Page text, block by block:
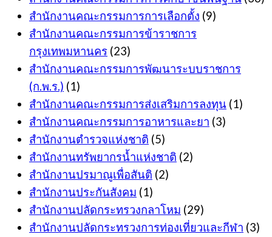
สำนักงานคณะกรรมการการเลือกตั้ง (9)
สำนักงานคณะกรรมการข้าราชการ
กรุงเทพมหานคร (23)
สำนักงานคณะกรรมการพัฒนาระบบราชการ
(ก.พ.ร.) (1)
สำนักงานคณะกรรมการส่งเสริมการลงทุน (1)
สำนักงานคณะกรรมการอาหารและยา (3)
สำนักงานตำรวจแห่งชาติ (5)
สำนักงานทรัพยากรน้ำแห่งชาติ (2)
สำนักงานปรมาณูเพื่อสันติ (2)
สำนักงานประกันสังคม (1)
สำนักงานปลัดกระทรวงกลาโหม (29)
สำนักงานปลัดกระทรวงการท่องเที่ยวและกีฬา (3)